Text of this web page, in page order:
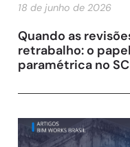
Quando as
retrabalho: o
paramétrica no
18 de junho de 2026